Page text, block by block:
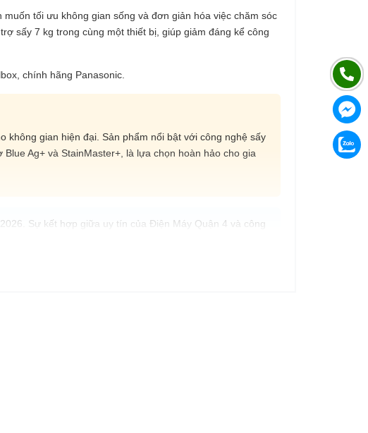
tối ưu không gian sống và đơn giản hóa việc chăm sóc
sấy 7 kg trong cùng một thiết bị, giúp giảm đáng kể công
chính hãng Panasonic.
không gian hiện đại. Sản phẩm nổi bật với công nghệ sấy
Ag+ và StainMaster+, là lựa chọn hoàn hảo cho gia
Sự kết hợp giữa uy tín của Điện Máy Quận 4 và công
đến 12 năm.